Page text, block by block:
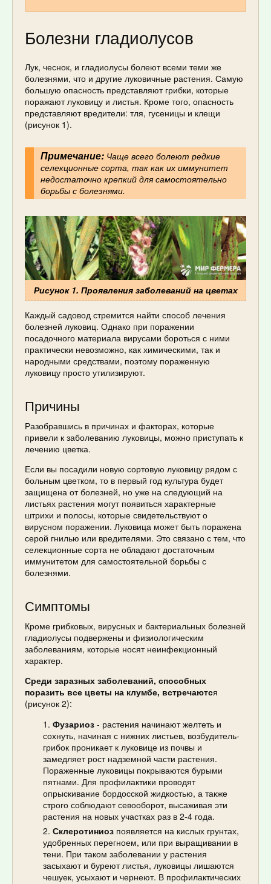
Болезни гладиолусов
Лук, чеснок, и гладиолусы болеют всеми теми же
болезнями, что и другие луковичные растения. Самую
большую опасность представляют грибки, которые
поражают луковицу и листья. Кроме того, опасность
представляют вредители: тля, гусеницы и клещи
(рисунок 1).
Примечание:Чаще всего болеют редкие
селекционные сорта, так как их иммунитет
недостаточно крепкий для самостоятельно
борьбы с болезнями.
Рисунок 1. Проявления заболеваний на цветах
Каждый садовод стремится найти способ лечения
болезней луковиц. Однако при поражении
посадочного материала вирусами бороться с ними
практически невозможно, как химическими, так и
народными средствами, поэтому пораженную
луковицу просто утилизируют.
Причины
Разобравшись в причинах и факторах, которые
привели к заболеванию луковицы, можно приступать к
лечению цветка.
Если вы посадили новую сортовую луковицу рядом с
больным цветком, то в первый год культура будет
защищена от болезней, но уже на следующий на
листьях растения могут появиться характерные
штрихи и полосы, которые свидетельствуют о
вирусном поражении. Луковица может быть поражена
серой гнилью или вредителями. Это связано с тем, что
селекционные сорта не обладают достаточным
иммунитетом для самостоятельной борьбы с
болезнями.
Симптомы
Кроме грибковых, вирусных и бактериальных болезней
гладиолусы подвержены и физиологическим
заболеваниям, которые носят неинфекционный
характер.
Среди заразных заболеваний, способных
поразить все цветы на клумбе, встречаются
(рисунок 2):
Фузариоз - растения начинают желтеть и
сохнуть, начиная с нижних листьев, возбудитель-
грибок проникает к луковице из почвы и
замедляет рост надземной части растения.
Пораженные луковицы покрываются бурыми
пятнами. Для профилактики проводят
опрыскивание бордосской жидкостью, а также
строго соблюдают севооборот, высаживая эти
растения на новых участках раз в 2-4 года.
Склеротиниоз появляется на кислых грунтах,
удобренных перегноем, или при выращивании в
тени. При таком заболевании у растения
засыхают и буреют листья, луковицы лишаются
чешуек, усыхают и чернеют. В профилактических